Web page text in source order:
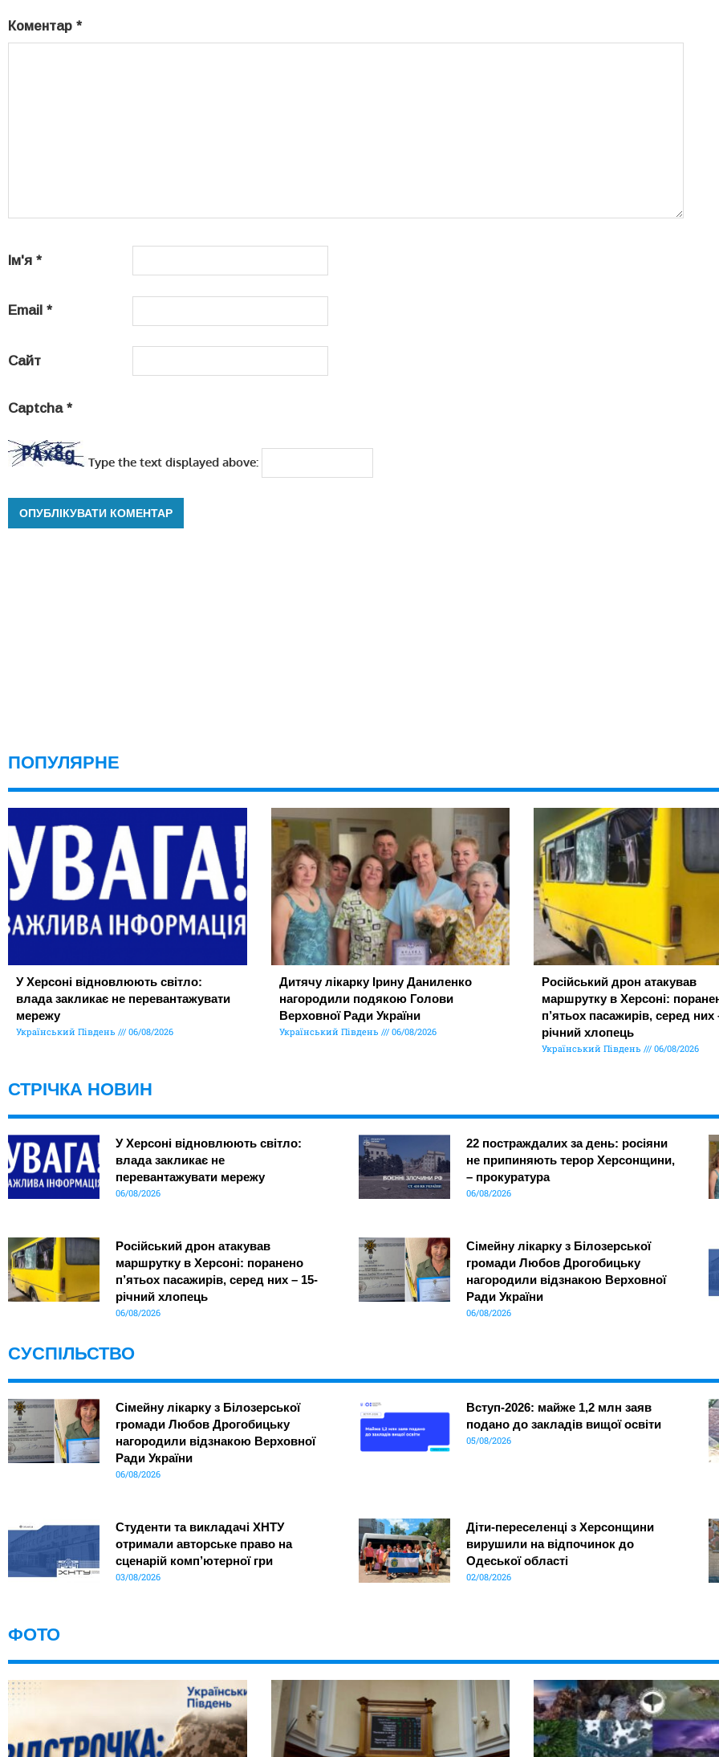
Коментар *
Ім'я *
Email *
Сайт
Captcha *
Type the text displayed above:
ПОПУЛЯРНЕ
У Херсоні відновлюють світло:
влада закликає не перевантажувати
мережу
Український Південь 06/08/2026
Дитячу лікарку Ірину Даниленко
нагородили подякою Голови
Верховної Ради України
Український Південь 06/08/2026
Російський дрон атакував
маршрутку в Херсоні:
п’ятьох пасажирів, серед них
річний хлопець
Український Південь 06/08/2026
СТРІЧКА НОВИН
У Херсоні відновлюють світло:
влада закликає не
перевантажувати мережу
06/08/2026
22 постраждалих за день: росіяни
не припиняють терор Херсонщини,
– прокуратура
06/08/2026
Російський дрон атакував
маршрутку в Херсоні: поранено
п’ятьох пасажирів, серед них – 15-
річний хлопець
06/08/2026
Сімейну лікарку з Білозерської
громади Любов Дрогобицьку
нагородили відзнакою Верховної
Ради України
06/08/2026
СУСПІЛЬСТВО
Сімейну лікарку з Білозерської
громади Любов Дрогобицьку
нагородили відзнакою Верховної
Ради України
06/08/2026
Вступ-2026: майже 1,2 млн заяв
подано до закладів вищої освіти
05/08/2026
Студенти та викладачі ХНТУ
отримали авторське право на
сценарій комп’ютерної гри
03/08/2026
Діти-переселенці з Херсонщини
вирушили на відпочинок до
Одеської області
02/08/2026
ФОТО